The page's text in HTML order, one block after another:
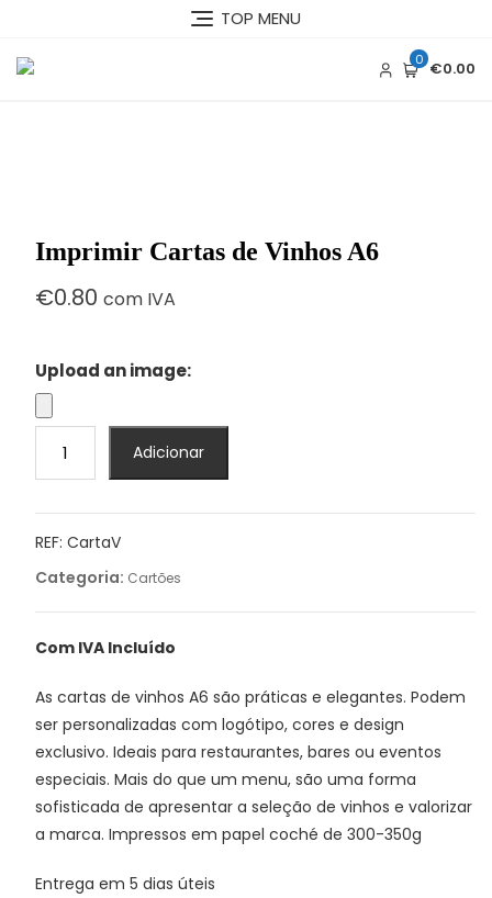
content
TOP MENU
0 €0.00
Imprimir Cartas de Vinhos A6
€0.80 com IVA
Upload an image:
Cartas
de
Vinhos
Adicionar
REF: CartaV
Categoria: Cartões
Com IVA Incluído
As cartas de vinhos A6 são práticas e elegantes. Podem
ser personalizadas com logótipo, cores e design
exclusivo. Ideais para restaurantes, bares ou eventos
especiais. Mais do que um menu, são uma forma
sofisticada de apresentar a seleção de vinhos e valorizar
a marca. Impressos em papel coché de 300-350g
Entrega em 5 dias úteis